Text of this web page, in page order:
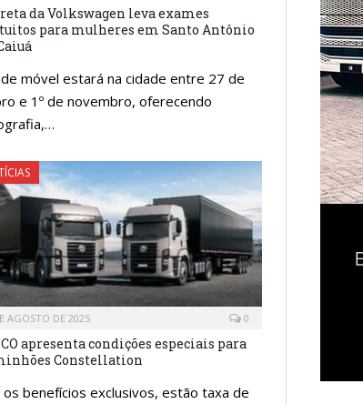
da Volkswagen leva exames
para mulheres em Santo Antônio
móvel estará na cidade entre 27 de
e 1º de novembro, oferecendo
AGOSTO DE 2025 0
apresenta condições especiais para
Constellation
os benefícios exclusivos, estão taxa de